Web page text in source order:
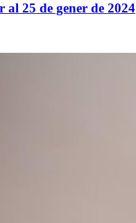
al 25 de gener de 2024